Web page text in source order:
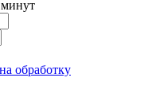
обработку